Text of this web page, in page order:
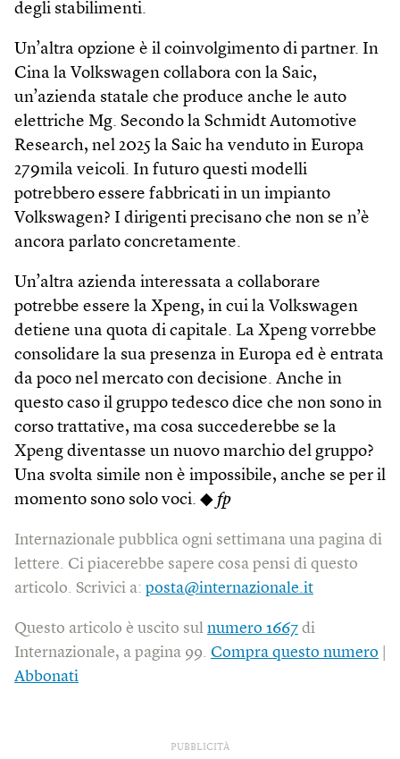
degli stabilimenti.
Un’altra opzione è il coinvolgimento di partner. In
Cina la Volkswagen collabora con la Saic,
un’azienda statale che produce anche le auto
elettriche Mg. Secondo la Schmidt Automotive
Research, nel 2025 la Saic ha venduto in Europa
279mila veicoli. In futuro questi modelli
potrebbero essere fabbricati in un impianto
Volkswagen? I dirigenti precisano che non se n’è
ancora parlato concretamente.
Un’altra azienda interessata a collaborare
potrebbe essere la Xpeng, in cui la Volkswagen
detiene una quota di capitale. La Xpeng vorrebbe
consolidare la sua presenza in Europa ed è entrata
da poco nel mercato con decisione. Anche in
questo caso il gruppo tedesco dice che non sono in
corso trattative, ma cosa succederebbe se la
Xpeng diventasse un nuovo marchio del gruppo?
Una svolta simile non è impossibile, anche se per il
momento sono solo voci. ◆ fp
Internazionale pubblica ogni settimana una pagina di
lettere. Ci piacerebbe sapere cosa pensi di questo
articolo. Scrivici a: posta@internazionale.it
Questo articolo è uscito sul numero 1667 di
Internazionale, a pagina 99. Compra questo numero
Abbonati
PUBBLICITÀ